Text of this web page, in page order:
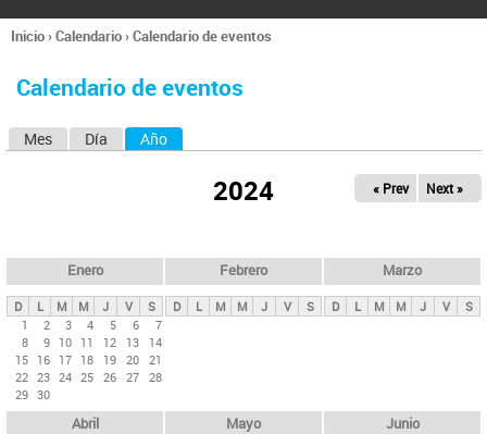
l
d
Se
usted
Inicio›Calendario›Calendario de eventos
Calendario de eventos
s
p
n
Mes Día Año
2024 « Prev Next »
Enero
D L M M J V
S
1
2 3 4 5 6
7
8
9 10 11 12 13
14
15 16 17 18 19 20 21
22 23 24 25 26 27 28
29 30
Febrero
D L M M J V S
Marzo
D L M M J V S
Abril Mayo Junio